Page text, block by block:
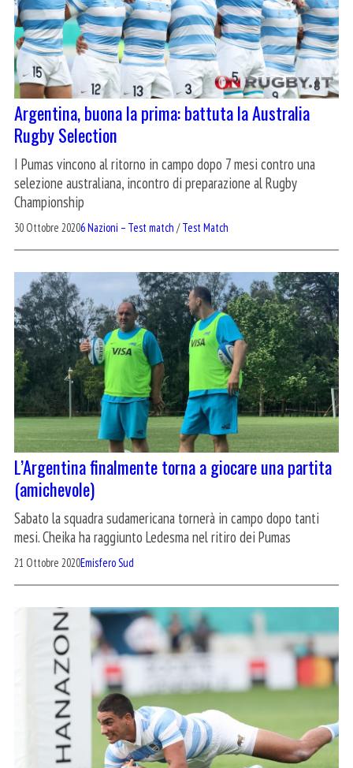
Argentina, buona la prima: battuta la Australia
Rugby Selection
I Pumas vincono al ritorno in campo dopo 7 mesi contro una
selezione australiana, incontro di preparazione al Rugby
Championship
30 Ottobre 20206 Nazioni – Test match /Test Match
L’Argentina finalmente torna a giocare una partita
(amichevole)
Sabato la squadra sudamericana tornerà in campo dopo tanti
mesi. Cheika ha raggiunto Ledesma nel ritiro dei Pumas
21 Ottobre 2020Emisfero Sud